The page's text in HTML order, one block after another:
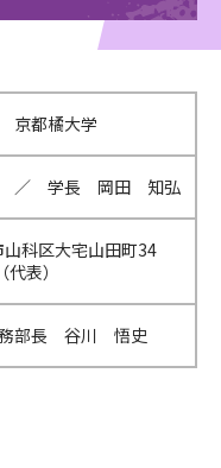
京都橘大学
／ 学長 岡田 知弘
科区大宅山田町34
（代表）
部長 谷川 悟史